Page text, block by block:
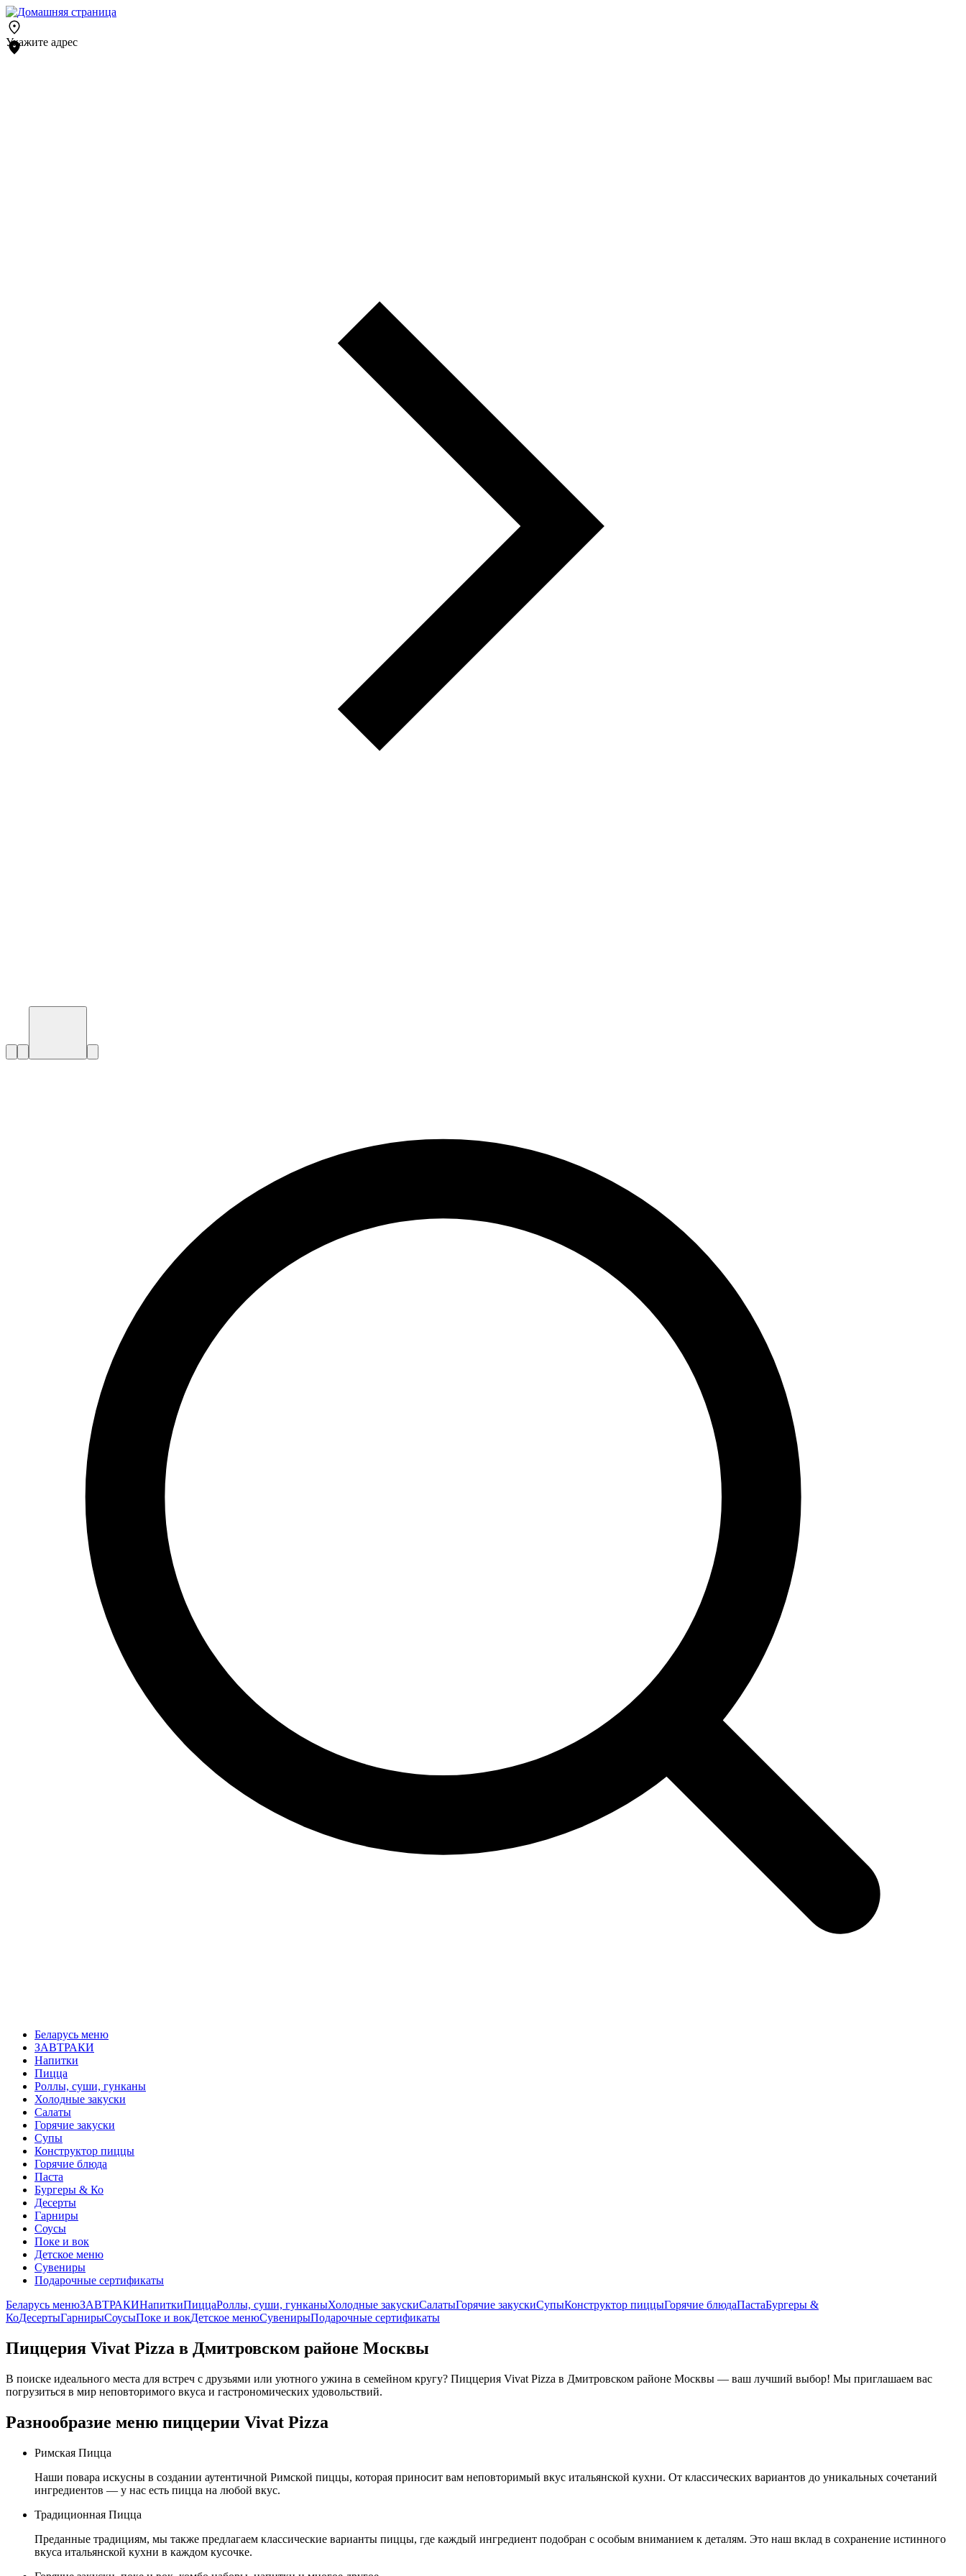
Укажите адрес
Беларусь меню
ЗАВТРАКИ
Напитки
Пицца
Роллы, суши, гунканы
Холодные закуски
Салаты
Горячие закуски
Супы
Конструктор пиццы
Горячие блюда
Паста
Бургеры & Ко
Десерты
Гарниры
Соусы
Поке и вок
Детское меню
Сувениры
Подарочные сертификаты
Беларусь менюЗАВТРАКИНапиткиПиццаРоллы, суши, гунканыХолодные закускиСалатыГорячие закускиСупыКонструктор пиццыГорячие блюдаПастаБургеры &
КоДесертыГарнирыСоусыПоке и вокДетское менюСувенирыПодарочные сертификаты
Пиццерия Vivat Pizza в Дмитровском районе Москвы
В поиске идеального места для встреч с друзьями или уютного ужина в семейном кругу? Пиццерия Vivat Pizza в Дмитровском районе Москвы — ваш лучший выбор! Мы приглашаем вас
погрузиться в мир неповторимого вкуса и гастрономических удовольствий.
Разнообразие меню пиццерии Vivat Pizza
Римская Пицца
Наши повара искусны в создании аутентичной Римской пиццы, которая приносит вам неповторимый вкус итальянской кухни. От классических вариантов до уникальных сочетаний
ингредиентов — у нас есть пицца на любой вкус.
Традиционная Пицца
Преданные традициям, мы также предлагаем классические варианты пиццы, где каждый ингредиент подобран с особым вниманием к деталям. Это наш вклад в сохранение истинного
вкуса итальянской кухни в каждом кусочке.